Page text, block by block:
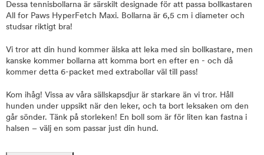
Dessa tennisbollarna är särskilt designade för att passa bollkastaren
All for Paws HyperFetch Maxi. Bollarna är 6,5 cm i diameter och
studsar riktigt bra!
Vi tror att din hund kommer älska att leka med sin bollkastare, men
kanske kommer bollarna att komma bort en efter en - och då
kommer detta 6-packet med extrabollar väl till pass!
Kom ihåg! Vissa av våra sällskapsdjur är starkare än vi tror. Håll
hunden under uppsikt när den leker, och ta bort leksaken om den
går sönder. Tänk på storleken! En boll som är för liten kan fastna i
halsen – välj en som passar just din hund.